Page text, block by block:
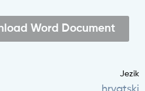
Word Document
Jezik